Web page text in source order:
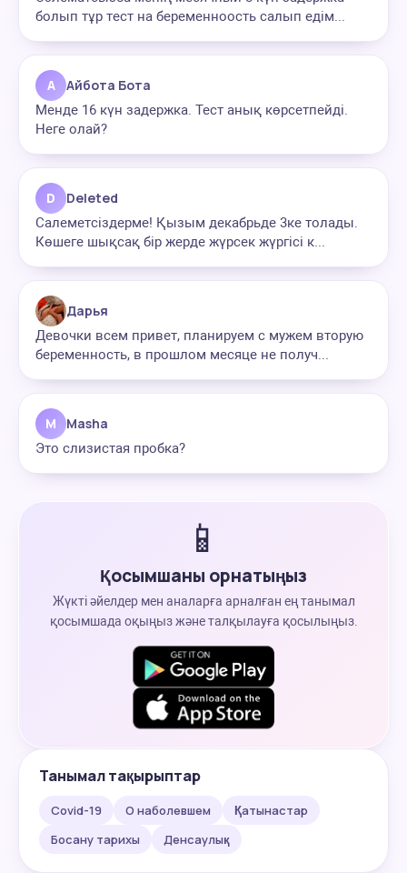
болып тұр тест на беременноость салып едім...
А Айбота Бота
Менде 16 күн задержка. Тест анық көрсетпейді.
Неге олай?
D Deleted
Салеметсіздерме! Қызым декабрьде 3ке толады.
Көшеге шықсақ бір жерде жүрсек жүргісі к...
Дарья
Девочки всем привет, планируем с мужем вторую
беременность, в прошлом месяце не получ...
M Masha
Это слизистая пробка?
📱
Қосымшаны орнатыңыз
Жүкті әйелдер мен аналарға арналған ең танымал
қосымшада оқыңыз және талқылауға қосылыңыз.
Танымал тақырыптар
Covid-19 О наболевшем
Қатынастар
Босану тарихы
Денсаулық